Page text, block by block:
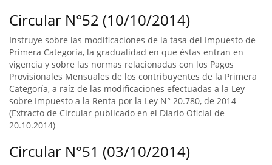
Circular N°52 (10/10/2014)
Instruye sobre las modificaciones de la tasa del Impuesto de
Primera Categoría, la gradualidad en que éstas entran en
vigencia y sobre las normas relacionadas con los Pagos
Provisionales Mensuales de los contribuyentes de la Primera
Categoría, a raíz de las modificaciones efectuadas a la Ley
sobre Impuesto a la Renta por la Ley N° 20.780, de 2014
(Extracto de Circular publicado en el Diario Oficial de
20.10.2014)
Circular N°51 (03/10/2014)